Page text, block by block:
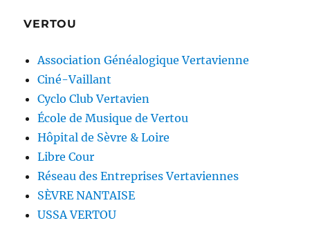
VERTOU
Association Généalogique Vertavienne
Ciné-Vaillant
Cyclo Club Vertavien
École de Musique de Vertou
Hôpital de Sèvre & Loire
Libre Cour
Réseau des Entreprises Vertaviennes
SÈVRE NANTAISE
USSA VERTOU